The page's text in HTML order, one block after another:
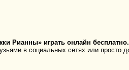
Рианны» играть онлайн бесплатно.
в социальных сетях или просто